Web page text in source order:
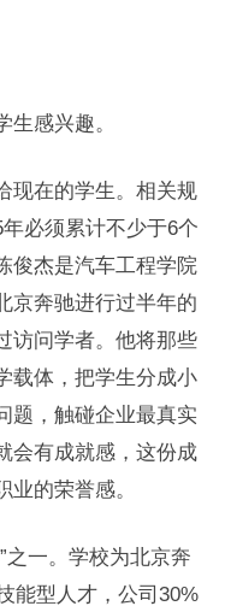
感兴趣。
现在的学生。相关规
必须累计不少于6个
俊杰是汽车工程学院
京奔驰进行过半年的
访问学者。他将那些
载体，把学生分成小
题，触碰企业最真实
会有成就感，这份成
的荣誉感。
之一。学校为北京奔
能型人才，公司30%